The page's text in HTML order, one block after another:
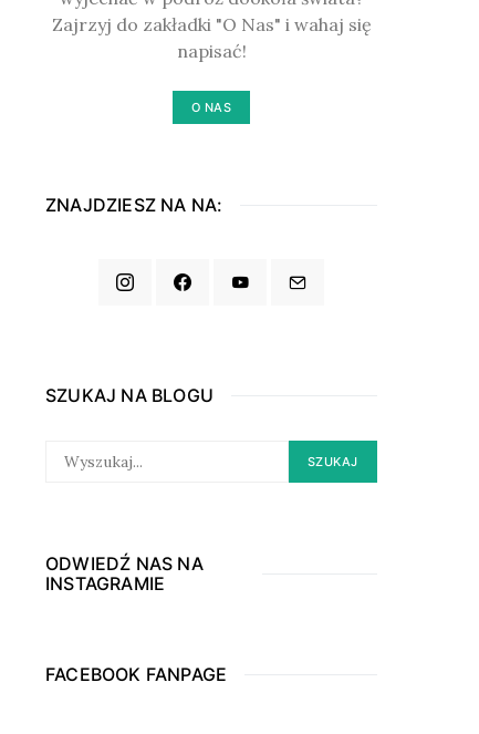
Zajrzyj do zakładki "O Nas" i wahaj się
napisać!
O NAS
ZNAJDZIESZ NA NA:
SZUKAJ NA BLOGU
FOR:
SZUKAJ
ODWIEDŹ NAS NA
INSTAGRAMIE
FACEBOOK FANPAGE